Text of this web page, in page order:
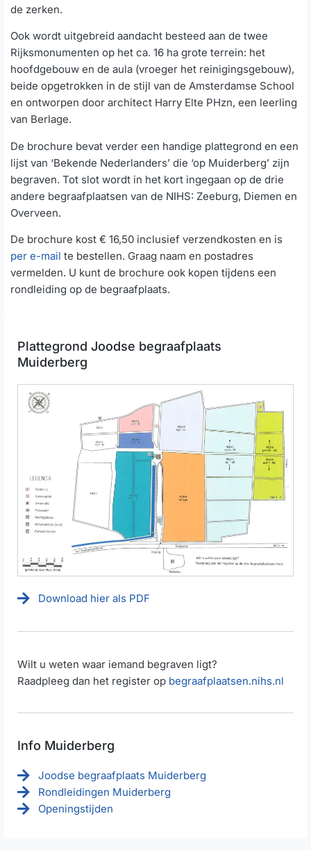
de zerken.
Ook wordt uitgebreid aandacht besteed aan de twee
Rijksmonumenten op het ca. 16 ha grote terrein: het
hoofdgebouw en de aula (vroeger het reinigingsgebouw),
beide opgetrokken in de stijl van de Amsterdamse School
en ontworpen door architect Harry Elte PHzn, een leerling
van Berlage.
De brochure bevat verder een handige plattegrond en een
lijst van ‘Bekende Nederlanders’ die ‘op Muiderberg’ zijn
begraven. Tot slot wordt in het kort ingegaan op de drie
andere begraafplaatsen van de NIHS: Zeeburg, Diemen en
Overveen.
De brochure kost € 16,50 inclusief verzendkosten en is
per e-mail te bestellen. Graag naam en postadres
vermelden. U kunt de brochure ook kopen tijdens een
rondleiding op de begraafplaats.
Plattegrond Joodse begraafplaats
Muiderberg
Download hier als PDF
Wilt u weten waar iemand begraven ligt?
Raadpleeg dan het register op begraafplaatsen.nihs.nl
Info Muiderberg
Joodse begraafplaats Muiderberg
Rondleidingen Muiderberg
Openingstijden